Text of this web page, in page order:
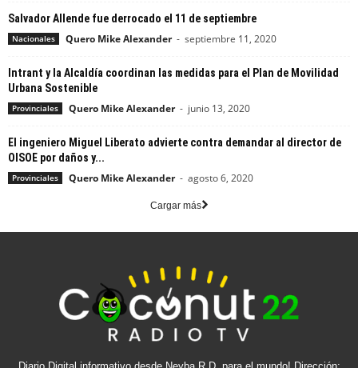
Salvador Allende fue derrocado el 11 de septiembre
Nacionales Quero Mike Alexander - septiembre 11, 2020
Intrant y la Alcaldía coordinan las medidas para el Plan de Movilidad
Urbana Sostenible
Provinciales Quero Mike Alexander - junio 13, 2020
El ingeniero Miguel Liberato advierte contra demandar al director de
OISOE por daños y...
Provinciales Quero Mike Alexander - agosto 6, 2020
Cargar más